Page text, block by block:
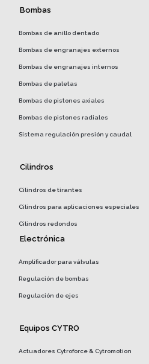
Bombas
Bombas de anillo dentado
Bombas de engranajes externos
Bombas de engranajes internos
Bombas de paletas
Bombas de pistones axiales
Bombas de pistones radiales
Sistema regulación presión y caudal
Cilindros
Cilindros de tirantes
Cilindros para aplicaciones especiales
Cilindros redondos
Electrónica
Amplificador para válvulas
Regulación de bombas
Regulación de ejes
Equipos CYTRO
Actuadores Cytroforce & Cytromotion